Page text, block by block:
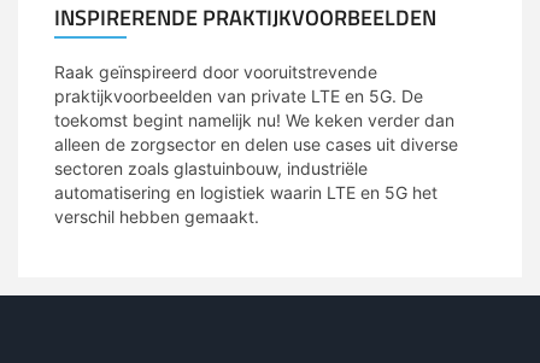
INSPIRERENDE PRAKTIJKVOORBEELDEN
Raak geïnspireerd door vooruitstrevende
praktijkvoorbeelden van private LTE en 5G. De
toekomst begint namelijk nu! We keken verder dan
alleen de zorgsector en delen use cases uit diverse
sectoren zoals glastuinbouw, industriële
automatisering en logistiek waarin LTE en 5G het
verschil hebben gemaakt.